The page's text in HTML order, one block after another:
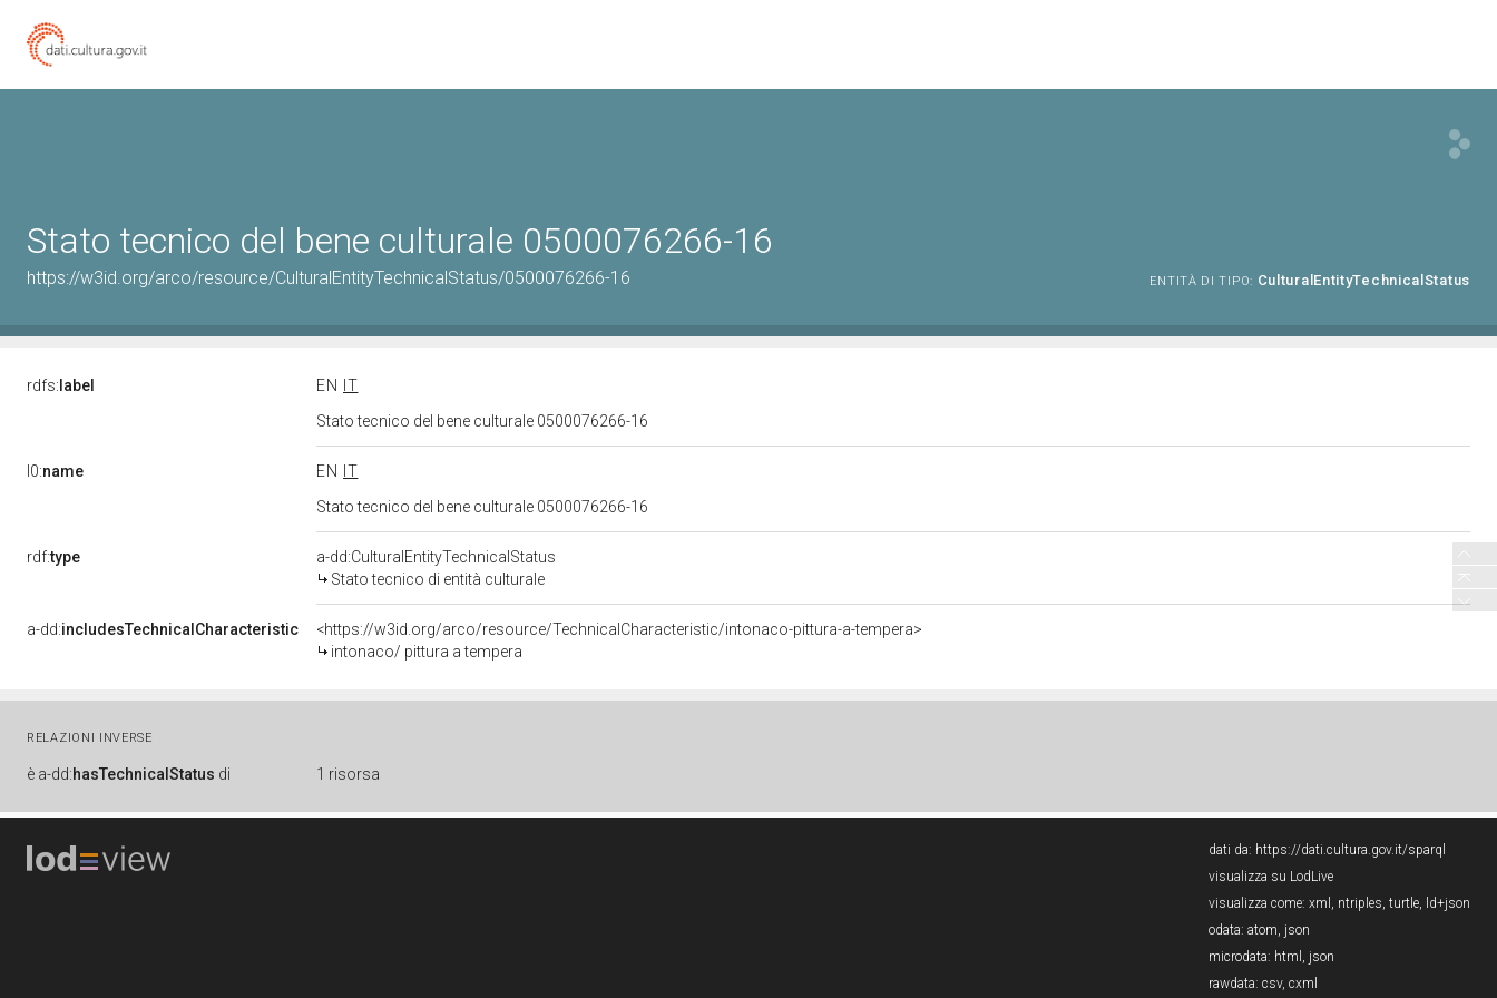
Stato tecnico del bene culturale 0500076266-16
https://w3id.org/arco/resource/CulturalEntityTechnicalStatus/0500076266-16 ENTITÀ DI TIPO: CulturalEntityTechnicalStatus
rdfs: label EN
IT
Stato tecnico del bene culturale 0500076266-16
l0:name EN
IT
Stato tecnico del bene culturale 0500076266-16
rdf:type
a-dd:CulturalEntityTechnicalStatus
Stato tecnico di entità culturale
a-dd:includesTechnicalCharacteristic
<https://w3id.org/arco/resource/TechnicalCharacteristic/intonaco-pittura-a-tempera>
intonaco/ pittura a tempera
RELAZIONI INVERSE
è a-dd:hasTechnicalStatus di 1 risorsa
dati da: https://dati.cultura.gov.it/sparql
visualizza su LodLive
visualizza come: xml , ntriples, turtle, ld+json
odata: atom, json
microdata: html , json
rawdata: csv, cxml